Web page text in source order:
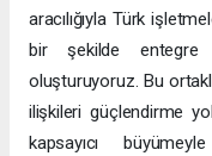
aracılığıyla Türk
bir şekilde entegre
oluşturuyoruz. Bu
ilişkileri güçlendirme
kapsayıcı